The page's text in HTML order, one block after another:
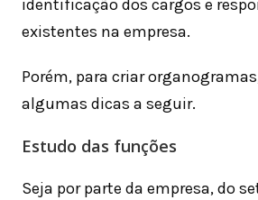
identificação dos cargos e
existentes na empresa.
Porém, para criar
algumas dicas a seguir.
Estudo das funções
Seja por parte da empresa, do